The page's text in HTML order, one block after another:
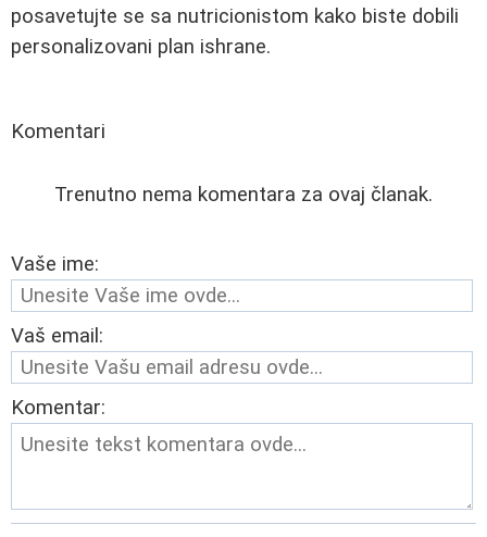
posavetujte se sa nutricionistom kako biste dobili
personalizovani plan ishrane.
Komentari
Trenutno nema komentara za ovaj članak.
Vaše ime:
Vaš email:
Komentar: